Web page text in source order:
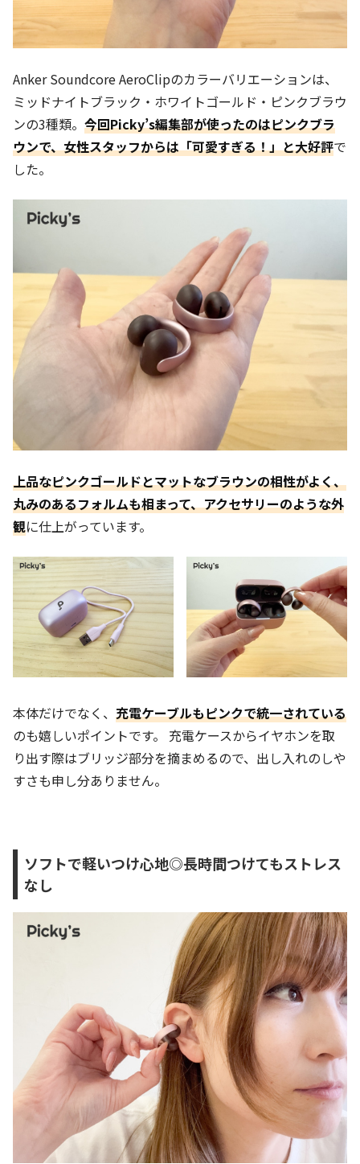
Anker Soundcore AeroClipのカラーバリエーションは、
ミッドナイトブラック・ホワイトゴールド・ピンクブラウ
ンの3種類。 今回Picky’s編集部が使ったのはピンクブラ
ウンで、女性スタッフからは「可愛すぎる！」と大好評で
した。
上品なピンクゴールドとマットなブラウンの相性がよく、
丸みのあるフォルムも相まって、アクセサリーのような外
観に仕上がっています。
本体だけでなく、 充電ケーブルもピンクで統一されている
のも嬉しいポイントです。 充電ケースからイヤホンを取
り出す際はブリッジ部分を摘まめるので、出し入れのしや
すさも申し分ありません。
ソフトで軽いつけ心地◎長時間つけてもストレス
なし